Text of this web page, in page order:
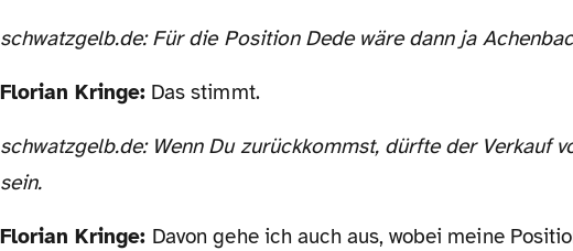
schwatzgelb.de: Für die Position Dede wäre dann ja
Florian Kringe: Das stimmt.
schwatzgelb.de: Wenn Du zurückkommst, dürfte der Verkauf von Rosicky ja beschlossen
sein.
Florian Kringe: Davon gehe ich auch aus, wobei meine